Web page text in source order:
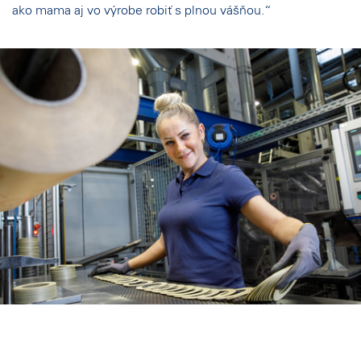
ako mama aj vo výrobe robiť s plnou vášňou.“